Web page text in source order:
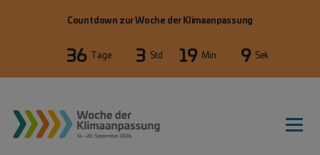
Countdown zur Woche der Klimaanpassung
36 Tage 3 Std 19 Min 9 Sek